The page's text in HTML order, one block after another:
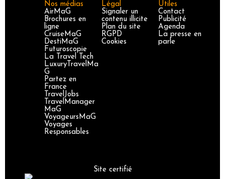
Nos médias
AirMaG
Brochures en
ligne
CruiseMaG
DestiMaG
Futuroscopie
La Travel Tech
LuxuryTravelMa
G
Partez en
France
TravelJobs
TravelManager
MaG
VoyageursMaG
Voyages
Responsables
Légal
Signaler un
contenu illicite
Plan du site
RGPD
Cookies
Utiles
Contact
Publicité
Agenda
La presse en
parle
Site certifié